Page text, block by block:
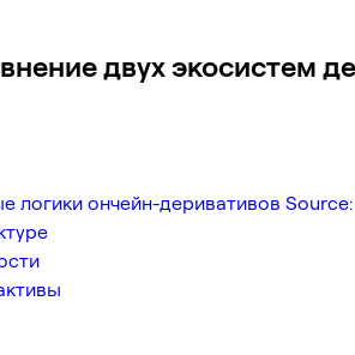
двух экосистем
логики ончейн-деривативов